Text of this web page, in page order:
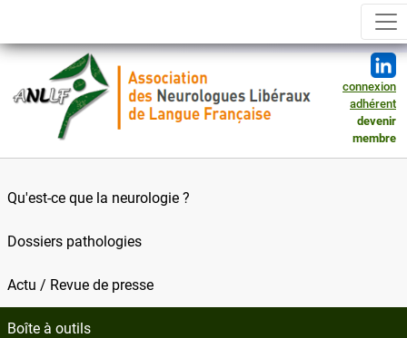
connexion
adhérent
devenir
membre
Qu'est-ce que la neurologie ?
Dossiers pathologies
Actu / Revue de presse
Boîte à outils